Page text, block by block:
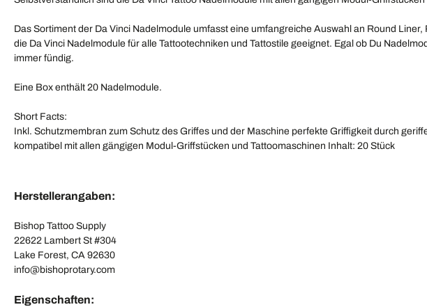
Das Sortiment der Da Vinci Nadelmodule umfasst eine umfangreiche Auswahl an Round
die Da Vinci Nadelmodule für alle Tattootechniken und Tattostile geeignet. Egal ob Du
immer fündig.
Eine Box enthält 20 Nadelmodule.
Short Facts:
Inkl. Schutzmembran zum Schutz des Griffes und der Maschine perfekte Griffigkeit durch
kompatibel mit allen gängigen Modul-Griffstücken und Tattoomaschinen Inhalt: 20 Stück
Herstellerangaben:
Bishop Tattoo Supply
22622 Lambert St #304
Lake Forest, CA 92630
info@bishoprotary.com
Eigenschaften: